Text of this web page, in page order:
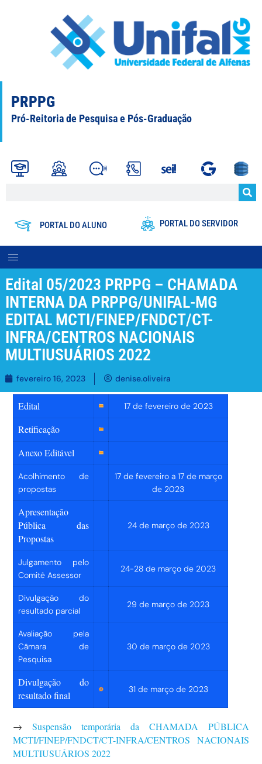
PRPPG
Pró-Reitoria de Pesquisa e Pós-Graduação
PORTAL DO ALUNO PORTAL DO SERVIDOR
Edital 05/2023 PRPPG – CHAMADA
INTERNA DA PRPPG/UNIFAL-MG
EDITAL MCTI/FINEP/FNDCT/CT-
INFRA/CENTROS NACIONAIS
MULTIUSUÁRIOS 2022
fevereiro 16, 2023 denise.oliveira
Edital 17 de fevereiro de 2023
Retificação
Anexo Editável
Acolhimento de
propostas
17 de fevereiro a 17 de março
de 2023
Apresentação
Pública das
Propostas
24 de março de 2023
Julgamento pelo
Comitê Assessor
24-28 de março de 2023
Divulgação do
resultado parcial
29 de março de 2023
Avaliação pela
Câmara de
Pesquisa
30 de março de 2023
Divulgação do
resultado final
31 de março de 2023
→ Suspensão temporária da CHAMADA PÚBLICA
MCTI/FINEP/FNDCT/CT-INFRA/CENTROS NACIONAIS
MULTIUSUÁRIOS 2022